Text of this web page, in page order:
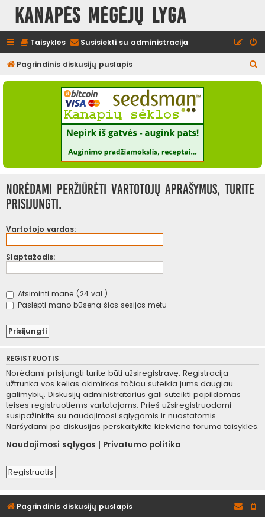
Kanapės mėgėjų lyga
Taisyklės Susisiekti su administracija
Pagrindinis diskusijų puslapis
e
Norėdami peržiūrėti vartotojų aprašymus, turite
prisijungti.
Vartotojo vardas:
Slaptažodis:
Atsiminti mane (24 val.)
Paslėpti mano būseną šios sesijos metu
REGISTRUOTIS
Norėdami prisijungti turite būti užsiregistravę. Registracija
užtrunka vos kelias akimirkas tačiau suteikia jums daugiau
galimybių. Diskusijų administratorius gali suteikti papildomas
teises registruotiems vartotojams. Prieš užsiregistruodami
susipažinkite su naudojimosi sąlygomis ir nuostatomis.
Naršydami po diskusijas perskaitykite kiekvieno forumo taisykles.
Naudojimosi sąlygos
Privatumo politika
Registruotis
Pagrindinis diskusijų puslapis